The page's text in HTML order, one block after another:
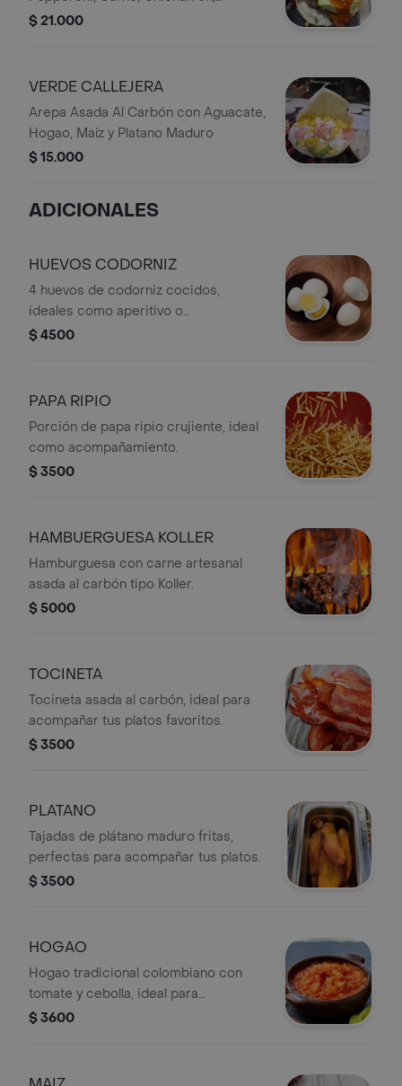
Aguacate, Platano Maduro, Salsa
$ 21.000
VERDE CALLEJERA
Arepa Asada Al Carbón con Aguacate,
Hogao, Maíz y Platano Maduro
$ 15.000
ADICIONALES
HUEVOS CODORNIZ
4 huevos de codorniz cocidos,
ideales como aperitivo o
acompañamiento.
$ 4500
PAPA RIPIO
Porción de papa ripio crujiente, ideal
como acompañamiento.
$ 3500
HAMBUERGUESA KOLLER
Hamburguesa con carne artesanal
asada al carbón tipo Koller.
$ 5000
TOCINETA
Tocineta asada al carbón, ideal para
acompañar tus platos favoritos.
$ 3500
PLATANO
Tajadas de plátano maduro fritas,
perfectas para acompañar tus platos.
$ 3500
HOGAO
Hogao tradicional colombiano con
tomate y cebolla, ideal para
acompañar tus platos favoritos.
$ 3600